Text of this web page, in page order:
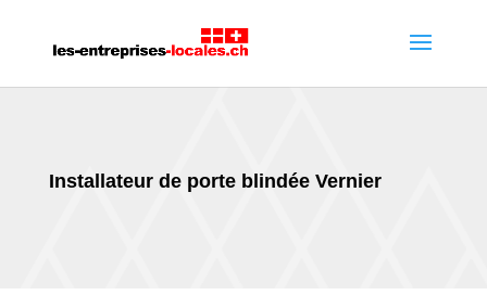
Installateur de porte blindée Vernier